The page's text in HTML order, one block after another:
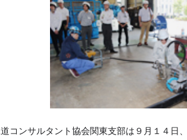
コンサルタント協会関東支部は９月１４日